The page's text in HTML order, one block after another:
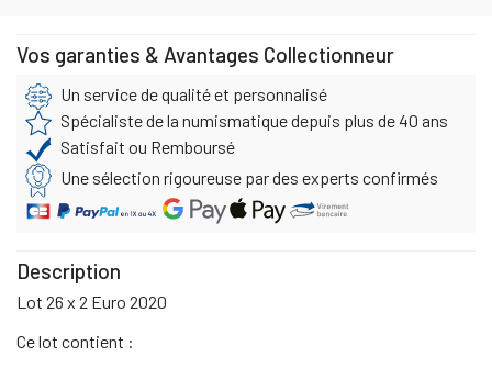
Vos garanties & Avantages Collectionneur
Un service de qualité et personnalisé
Spécialiste de la numismatique depuis plus de 40 ans
Satisfait ou Remboursé
Une sélection rigoureuse par des experts confirmés
Description
Lot 26 x 2 Euro 2020
Ce lot contient :